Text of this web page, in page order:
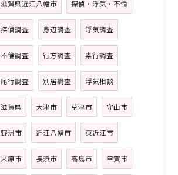
滋賀県近江八幡市 探偵・浮気・不倫
探偵調査 身辺調査 浮気調査
不倫調査 行方調査 素行調査
尾行調査 別居調査 浮気相談
滋賀県 大津市 草津市 守山市
野洲市 近江八幡市 東近江市
米原市 長浜市 高島市 甲賀市